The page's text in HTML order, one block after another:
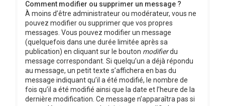
Comment modifier ou supprimer un message ?
À moins d’être administrateur ou modérateur, vous ne
pouvez modifier ou supprimer que vos propres
messages. Vous pouvez modifier un message
(quelquefois dans une durée limitée après sa
publication) en cliquant sur le bouton modifierdu
message correspondant. Si quelqu’un a déjà répondu
au message, un petit texte s’affichera en bas du
message indiquant qu’il a été modifié, le nombre de
fois qu’il a été modifié ainsi que la date et l’heure de la
dernière modification. Ce message n’apparaîtra pas si